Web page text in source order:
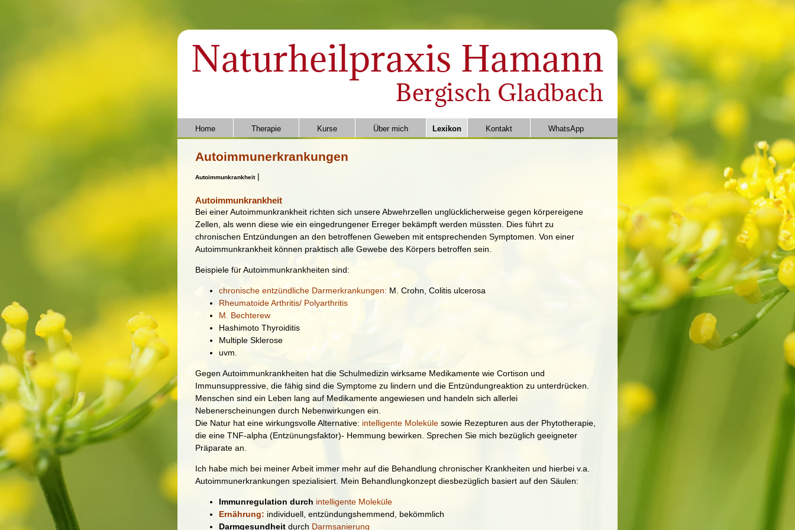
Home Therapie Kurse Über mich Lexikon Kontakt WhatsApp
Autoimmunerkrankungen
Autoimmunkrankheit|
Autoimmunkrankheit
Bei einer Autoimmunkrankheit richten sich unsere Abwehrzellen unglücklicherweise gegen körpereigene
Zellen, als wenn diese wie ein eingedrungener Erreger bekämpft werden müssten. Dies führt zu
chronischen Entzündungen an den betroffenen Geweben mit entsprechenden Symptomen. Von einer
Autoimmunkrankheit können praktisch alle Gewebe des Körpers betroffen sein.
Beispiele für Autoimmunkrankheiten sind:
chronische entzündliche Darmerkrankungen: M. Crohn, Colitis ulcerosa
Rheumatoide Arthritis/ Polyarthritis
M. Bechterew
Hashimoto Thyroiditis
Multiple Sklerose
uvm.
Gegen Autoimmunkrankheiten hat die Schulmedizin wirksame Medikamente wie Cortison und
Immunsuppressive, die fähig sind die Symptome zu lindern und die Entzündungreaktion zu unterdrücken.
Menschen sind ein Leben lang auf Medikamente angewiesen und handeln sich allerlei
Nebenerscheinungen durch Nebenwirkungen ein.
Die Natur hat eine wirkungsvolle Alternative: intelligente Moleküle sowie Rezepturen aus der Phytotherapie,
die eine TNF-alpha (Entzünungsfaktor)- Hemmung bewirken. Sprechen Sie mich bezüglich geeigneter
Präparate an.
Ich habe mich bei meiner Arbeit immer mehr auf die Behandlung chronischer Krankheiten und hierbei v.a.
Autoimmunerkrankungen spezialisiert. Mein Behandlungkonzept diesbezüglich basiert auf den Säulen:
Immunregulation durch intelligente Moleküle
Ernährung: individuell, entzündungshemmend, bekömmlich
Darmgesundheit durch Darmsanierung